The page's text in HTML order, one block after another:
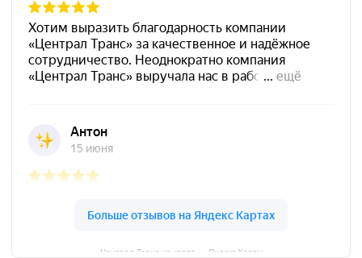
Централ Транс на карте — Яндекс Карты